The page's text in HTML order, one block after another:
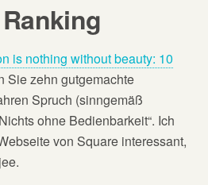
is nothing without beauty: 10
Sie zehn gutgemachte
Spruch (sinngemäß
ohne Bedienbarkeit“. Ich
von Square interessant,